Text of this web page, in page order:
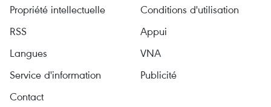
Propriété intellectuelle
Conditions d'utilisation
RSS
Appui
Langues
VNA
Service d'information
Publicité
Contact